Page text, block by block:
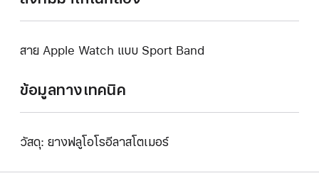
สาย Apple Watch แบบ Sport Band
ข้อมูลทางเทคนิค
วัสดุ: ยางฟลูโอโรอีลาสโตเมอร์